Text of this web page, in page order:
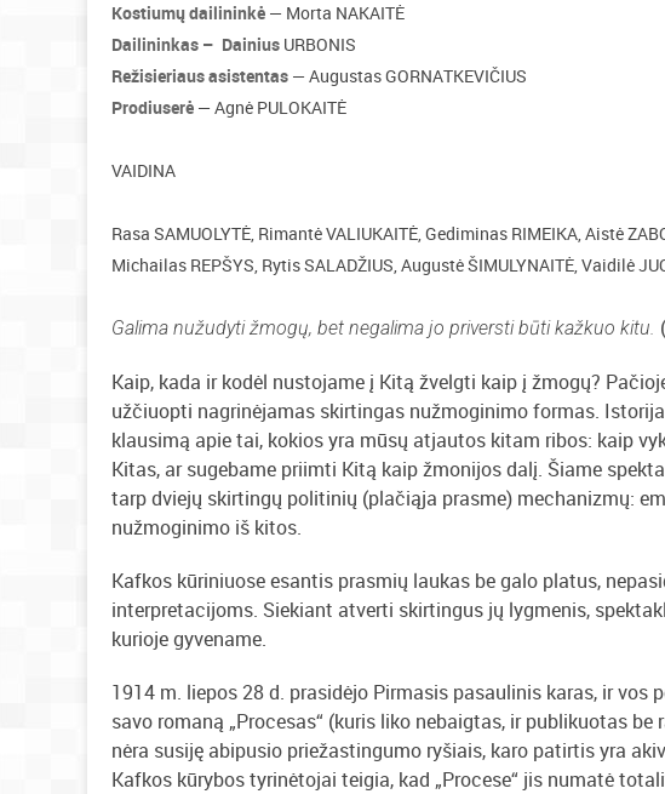
Kostiumų dailininkė — Morta NAKAITĖ
Dailininkas – Dainius URBONIS
Režisieriaus asistentas — Augustas GORNATKEVIČIUS
Prodiuserė — Agnė PULOKAITĖ
VAIDINA
Rasa SAMUOLYTĖ, Rimantė VALIUKAITĖ, Gediminas RIMEIKA, Aistė
Michailas REPŠYS, Rytis SALADŽIUS, Augustė ŠIMULYNAITĖ, Vaidilė
Galima nužudyti žmogų, bet negalima jo priversti būti kažkuo kitu.
Kaip, kada ir kodėl nustojame į Kitą žvelgti kaip į žmogų?
užčiuopti nagrinėjamas skirtingas nužmoginimo formas.
klausimą apie tai, kokios yra mūsų atjautos kitam ribos: kaip
Kitas, ar sugebame priimti Kitą kaip žmonijos dalį. Šiame
tarp dviejų skirtingų politinių (plačiąja prasme) mechanizmų:
nužmoginimo iš kitos.
Kafkos kūriniuose esantis prasmių laukas be galo platus,
interpretacijoms. Siekiant atverti skirtingus jų lygmenis,
kurioje gyvename.
1914 m. liepos 28 d. prasidėjo Pirmasis pasaulinis karas, ir vos
savo romaną „Procesas“ (kuris liko nebaigtas, ir publikuotas
nėra susiję abipusio priežastingumo ryšiais, karo patirtis yra
Kafkos kūrybos tyrinėtojai teigia, kad „Procese“ jis numatė